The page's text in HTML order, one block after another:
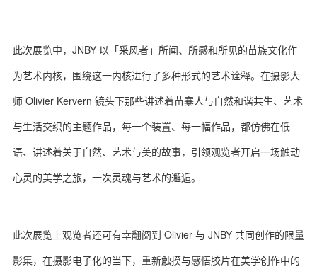
此次展览中，JNBY 以「采风者」所闻、所感和所见的苗族文化作
为艺术内核，围绕这一内核进行了多种形式的艺术诠释。在摄影大
师 Olivier Kervern 镜头下那些讲述着苗寨人与自然和谐共生、艺术
与生活交织的主题作品，每一个装置、每一幅作品，都仿佛在低
语、讲述着关于自然、艺术与美的故事，引领观览者开启一场触动
心灵的美学之旅，一次灵魂与艺术的邂逅。
此次展览上观览者还可有幸翻阅到 Olivier 与 JNBY 共同创作的限量
影集，在摄影电子化的当下，重新触摸与感悟胶片在美学创作中的